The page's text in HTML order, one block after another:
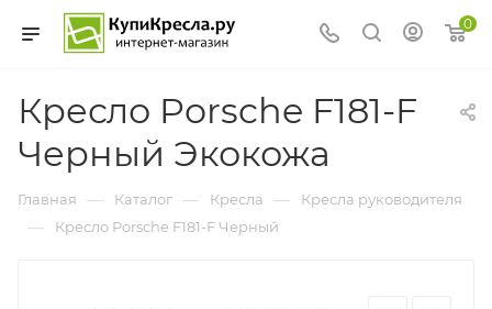
0
Кресло Porsche F181-F
Черный Экокожа
Главная — Каталог — Кресла — Кресла руководителя
— Кресло Porsche F181-F Черный